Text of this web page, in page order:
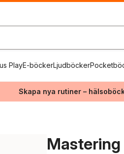
PlayE-böckerLjudböcker
Skapa nya rutiner –
Mastering